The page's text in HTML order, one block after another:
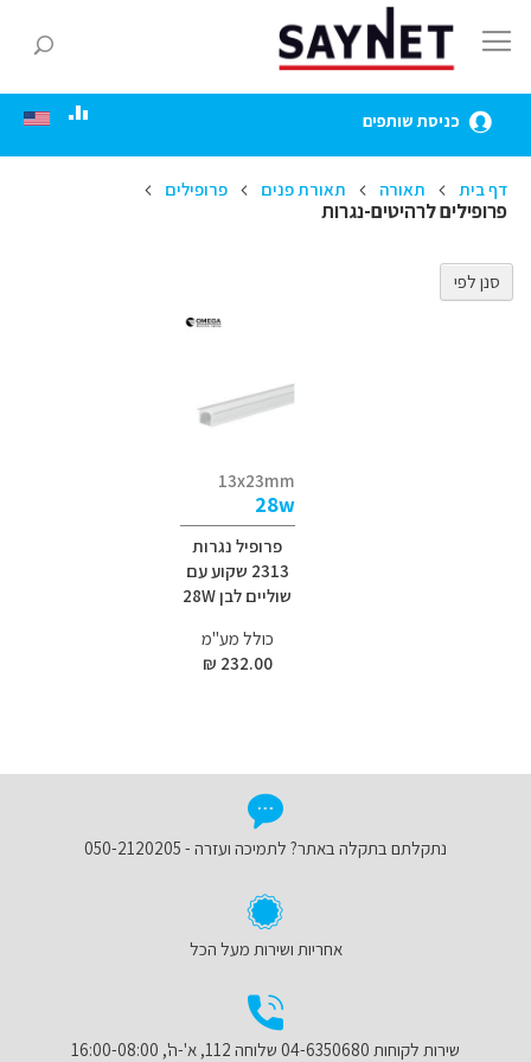
to
Content
כניסת שותפים
דף בית תאורה תאורת פנים פרופילים
פרופילים לרהיטים-נגרות
13x23mm
28w
פרופיל נגרות
2313 שקוע עם
שוליים לבן 28W
כולל מע"מ
232.00 ₪
סנן לפי
נתקלתם בתקלה באתר? לתמיכה ועזרה - 050-2120205
אחריות ושירות מעל הכל
שירות לקוחות 04-6350680 שלוחה 112, א'-ה', 16:00-08:00